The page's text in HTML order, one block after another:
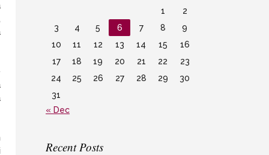
1
2
3
4 5 6 7 8
9
10
11 12 13 14 15
16
17
18 19 20 21 22
23
24
25 26 27 28 29
30
31
« Dec
Recent Posts